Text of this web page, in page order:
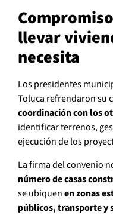
llevar
necesita
Los presidentes
Toluca refrendaron su
coordinación con los
identificar terrenos,
ejecución de los
La firma del convenio
número de casas
se ubiquenen zonas
públicos, transporte y